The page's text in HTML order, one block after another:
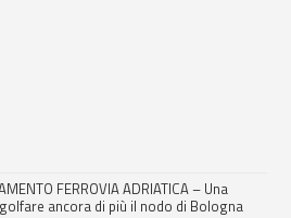
FERROVIA ADRIATICA – Una
ancora di più il nodo di Bologna